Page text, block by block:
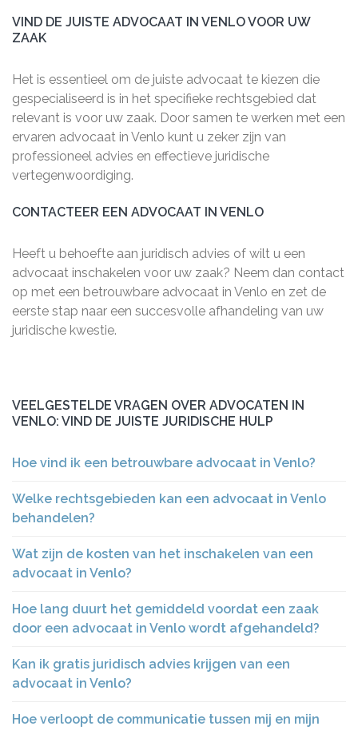
VIND DE JUISTE ADVOCAAT IN VENLO VOOR UW
ZAAK
Het is essentieel om de juiste advocaat te kiezen die
gespecialiseerd is in het specifieke rechtsgebied dat
relevant is voor uw zaak. Door samen te werken met een
ervaren advocaat in Venlo kunt u zeker zijn van
professioneel advies en effectieve juridische
vertegenwoordiging.
CONTACTEER EEN ADVOCAAT IN VENLO
Heeft u behoefte aan juridisch advies of wilt u een
advocaat inschakelen voor uw zaak? Neem dan contact
op met een betrouwbare advocaat in Venlo en zet de
eerste stap naar een succesvolle afhandeling van uw
juridische kwestie.
VEELGESTELDE VRAGEN OVER ADVOCATEN IN
VENLO: VIND DE JUISTE JURIDISCHE HULP
Hoe vind ik een betrouwbare advocaat in Venlo?
Welke rechtsgebieden kan een advocaat in Venlo
behandelen?
Wat zijn de kosten van het inschakelen van een
advocaat in Venlo?
Hoe lang duurt het gemiddeld voordat een zaak
door een advocaat in Venlo wordt afgehandeld?
Kan ik gratis juridisch advies krijgen van een
advocaat in Venlo?
Hoe verloopt de communicatie tussen mij en mijn